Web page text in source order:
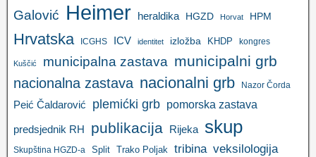
Galović Heimer heraldika HGZD Horvat HPM
Hrvatska ICGHS ICV identitet izložba KHDP kongres
Kuščić municipalna zastava municipalni grb
nacionalna zastava nacionalni grb Nazor Čorda
Peić Čaldarović plemićki grb pomorska zastava
predsjednik RH publikacija Rijeka skup
Skupština HGZD-a Split Trako Poljak tribina veksilologija